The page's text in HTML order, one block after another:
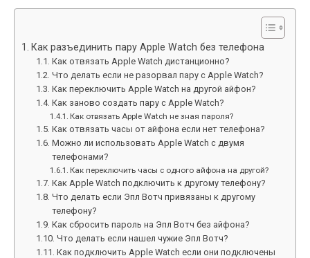
Как разъединить пару Apple Watch без телефона
Как отвязать Apple Watch дистанционно?
Что делать если не разорвал пару с Apple Watch?
Как переключить Apple Watch на другой айфон?
Как заново создать пару с Apple Watch?
Как отвязать Apple Watch не зная пароля?
Как отвязать часы от айфона если нет телефона?
Можно ли использовать Apple Watch с двумя
телефонами?
Как переключить часы с одного айфона на другой?
Как Apple Watch подключить к другому телефону?
Что делать если Эпл Вотч привязаны к другому
телефону?
Как сбросить пароль на Эпл Вотч без айфона?
Что делать если нашел чужие Эпл Вотч?
Как подключить Apple Watch если они подключены